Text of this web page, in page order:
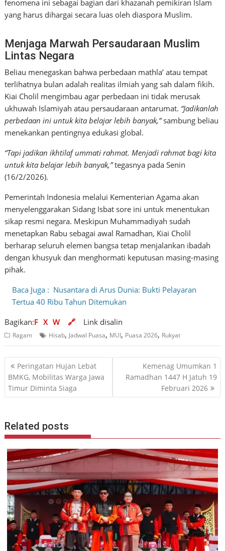
fenomena ini sebagai bagian dari khazanah pemikiran Islam
yang harus dihargai secara luas oleh diaspora Muslim.
Menjaga Marwah Persaudaraan Muslim
Lintas Negara
Beliau menegaskan bahwa perbedaan mathla’ atau tempat
terlihatnya bulan adalah realitas ilmiah yang sah dalam fikih.
Kiai Cholil mengimbau agar perbedaan ini tidak merusak
ukhuwah Islamiyah atau persaudaraan antarumat. “Jadikanlah
perbedaan ini untuk kita belajar lebih banyak,”sambung beliau
menekankan pentingnya edukasi global.
“Tapi jadikan ikhtilaf ummati rahmat. Menjadi rahmat bagi kita
untuk kita belajar lebih banyak,”tegasnya pada Senin
(16/2/2026).
Pemerintah Indonesia melalui Kementerian Agama akan
menyelenggarakan Sidang Isbat sore ini untuk menentukan
sikap resmi negara. Meskipun Muhammadiyah sudah
menetapkan Rabu sebagai awal Ramadhan, Kiai Cholil
berharap seluruh elemen bangsa tetap menjalankan ibadah
dengan khusyuk dan menghormati keputusan masing-masing
pihak.
Baca Juga : Nusantara di Arus Dunia: Bukti Pelayaran
Tertua 40 Ribu Tahun Ditemukan
Bagikan:F X W 🔗 Link disalin
Ragam Hisab, Jadwal Puasa, MUI, Puasa 2026, Rukyat
Navigasi
pos
Peringatan Hujan Lebat
BMKG, Mobilitas Warga Jawa
Timur Diminta Siaga
Kemenag Umumkan 1
Ramadhan 1447 H Jatuh 19
Februari 2026
Related posts